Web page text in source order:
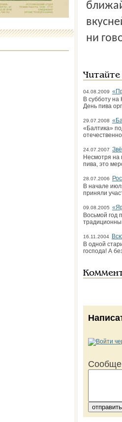
ни
04.08.2009
В субботу
День пива
29.07.2008
«Балтика»
24.07.2007
Несмотря на
пива, это
28.07.2006
В начале
приняли
09.08.2005
Восьмой год
16.11.2004
В одной
господа! А